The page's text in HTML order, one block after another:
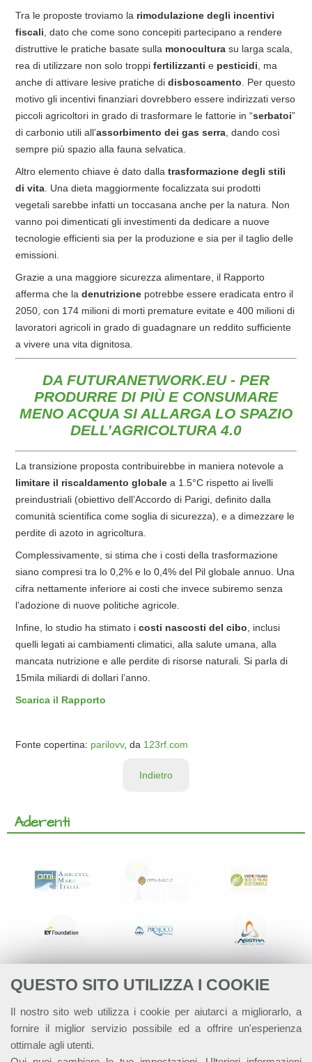
QUESTO SITO UTILIZZA I COOKIE
Il nostro sito web utilizza i cookie per aiutarci a migliorarlo, a
fornire il miglior servizio possibile ed a offrire un'esperienza
ottimale agli utenti.
Tra le proposte troviamo la rimodulazione degli incentivi
fiscali, dato che come sono concepiti partecipano a rendere
distruttive le pratiche basate sulla monocultura su larga scala,
rea di utilizzare non solo troppi fertilizzanti e pesticidi, ma
anche di attivare lesive pratiche di disboscamento. Per questo
motivo gli incentivi finanziari dovrebbero essere indirizzati verso
piccoli agricoltori in grado di trasformare le fattorie in “serbatoi”
di carbonio utili all’assorbimento dei gas serra, dando così
sempre più spazio alla fauna selvatica.
Altro elemento chiave è dato dalla trasformazione degli stili
di vita. Una dieta maggiormente focalizzata sui prodotti
vegetali sarebbe infatti un toccasana anche per la natura. Non
vanno poi dimenticati gli investimenti da dedicare a nuove
tecnologie efficienti sia per la produzione e sia per il taglio delle
emissioni.
Grazie a una maggiore sicurezza alimentare, il Rapporto
afferma che la denutrizione potrebbe essere eradicata entro il
2050, con 174 milioni di morti premature evitate e 400 milioni di
lavoratori agricoli in grado di guadagnare un reddito sufficiente
a vivere una vita dignitosa.
DA FUTURANETWORK.EU - PER
PRODURRE DI PIÙ E CONSUMARE
MENO ACQUA SI ALLARGA LO SPAZIO
DELL’AGRICOLTURA 4.0
La transizione proposta contribuirebbe in maniera notevole a
limitare il riscaldamento globale a 1.5°C rispetto ai livelli
preindustriali (obiettivo dell’Accordo di Parigi, definito dalla
comunità scientifica come soglia di sicurezza), e a dimezzare le
perdite di azoto in agricoltura.
Complessivamente, si stima che i costi della trasformazione
siano compresi tra lo 0,2% e lo 0,4% del Pil globale annuo. Una
cifra nettamente inferiore ai costi che invece subiremo senza
l’adozione di nuove politiche agricole.
Infine, lo studio ha stimato i costi nascosti del cibo , inclusi
quelli legati ai cambiamenti climatici, alla salute umana, alla
mancata nutrizione e alle perdite di risorse naturali. Si parla di
15mila miliardi di dollari l’anno.
Scarica il Rapporto
Fonte copertina: parilovv, da 123rf.com
Indietro
Aderenti